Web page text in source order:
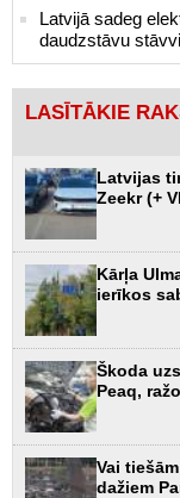
Latvijā sadeg
daudzstāvu
LASĪTĀKIE
Latvijas
Zeekr (+
Kārļa
ierīkos
Škoda
Peaq,
Vai
dažiem